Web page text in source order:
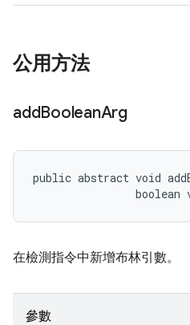
公用方法
addBooleanArg
public abstract void
boolean
在檢測指令中新增布林引數。
參數